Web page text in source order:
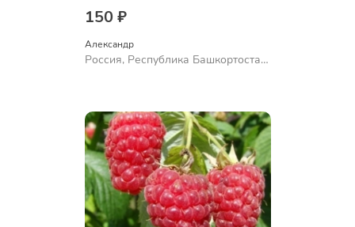
150 ₽
Александр
Россия, Республика Башкортостан,